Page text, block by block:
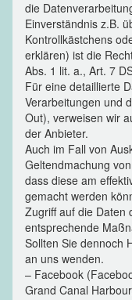
die
Einverständnis z.B.
Kontrollkästchens
erklären) ist die
Abs. 1 lit. a., Art. 7
Für eine detaillierte
Verarbeitungen und
Out), verweisen wir
der Anbieter.
Auch im Fall von
Geltendmachung
dass diese am
gemacht werden
Zugriff auf die Daten
entsprechende
Sollten Sie dennoch
an uns wenden.
– Facebook
Grand Canal